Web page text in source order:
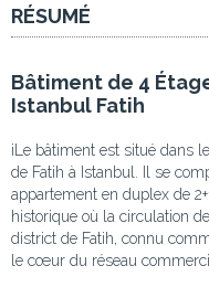
RÉSUMÉ
Bâtiment de 4
Istanbul Fatih
iLe bâtiment est situé dans
de Fatih à Istanbul. Il se
appartement en duplex de
historique où la circulation
district de Fatih, connu
le cœur du réseau